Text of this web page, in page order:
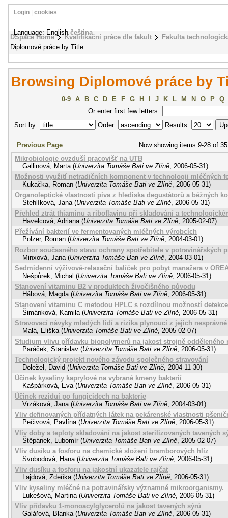
DSpace Home Kvalifikační práce dle fakult
Fakulta
Diplomové práce by Title
Login cookies
Language: Englishčeština
Browsing Diplomové práce by
0-9 A B C D E F G H J K L M N O P
Q
Or enter first few letters:
Sort by:
Order: Results:
Previous Page
Now showing items 9-28 of 35
Mikrobiologie ovzduší pracovišť na UTB
Gallinová, Marta (Univerzita Tomáše Bati ve Zlíně, 2006-05-31)
Možnosti využití netradičních komponent v technologii mléčných
Kukačka, Roman (Univerzita Tomáše Bati ve Zlíně, 2006-05-31)
Organoleptické vlastnosti piva z hlediska degustátorů a běžných
Stehlíková, Jana (Univerzita Tomáše Bati ve Zlíně, 2006-05-31)
Přehled ztrát thiaminu a riboflavinu při skladování a
Havelcová, Adriana (Univerzita Tomáše Bati ve Zlíně, 2005-02-07)
Přežívání bakterií ve fermentovaných mléčných výrobcích
Polzer, Roman (Univerzita Tomáše Bati ve Zlíně, 2004-03-01)
Rozbor současného stavu ochrany spotřebitele v potravinářských
Minxová, Jana (Univerzita Tomáše Bati ve Zlíně, 2004-03-01)
Sedmidenní výživově-relaxační balíček pro pobyt manažera v
Nešpůrek, Michal (Univerzita Tomáše Bati ve Zlíně, 2006-05-31)
Stanovení vitaminu B2 v produktech živočišného původu
Hábová, Magda (Univerzita Tomáše Bati ve Zlíně, 2006-05-31)
Stanovení vitaminu C metodou HPLC s rozdílnou možností detekce
Šimánková, Kamila (Univerzita Tomáše Bati ve Zlíně, 2006-05-31)
Stravovací návyky mladých lidí a rizika plynoucí z jejich
Malá, Eliška (Univerzita Tomáše Bati ve Zlíně, 2005-02-07)
Studium vlivu přídavku biopolymerů na jakost strojně odděleného
Paráček, Stanislav (Univerzita Tomáše Bati ve Zlíně, 2006-05-31)
Technologický projekt nového závodu společného stravování
Doležel, David (Univerzita Tomáše Bati ve Zlíně, 2004-11-30)
Účinek kyseliny kaprylové na vybrané kmeny bakterií
Kašpárková, Eva (Univerzita Tomáše Bati ve Zlíně, 2006-05-31)
Účinek reziduí po fungicidech na bakterie
Vrzáková, Jana (Univerzita Tomáše Bati ve Zlíně, 2004-03-01)
Vliv definovaných přídatných látek na pekárenské vlastnosti
Pečivová, Pavlína (Univerzita Tomáše Bati ve Zlíně, 2006-05-31)
Vliv doby a teploty skladování na jakost sterilizovaných tavených
Štěpánek, Lubomír (Univerzita Tomáše Bati ve Zlíně, 2005-02-07)
Vliv dusíku a fosforu na chemické složení bramborových hlíz
Svobodová, Hana (Univerzita Tomáše Bati ve Zlíně, 2006-05-31)
Vliv dusíku a fosforu na jakostní ukazatele rajčat
Lajdová, Zdeňka (Univerzita Tomáše Bati ve Zlíně, 2006-05-31)
Vliv kyseliny mléčné na potravinářsky významné mikroorganismy.
Lukešová, Martina (Univerzita Tomáše Bati ve Zlíně, 2006-05-31)
Vliv přídavku 1-monoacylglycerolů na jakost tavených sýrů
Galářová, Blanka (Univerzita Tomáše Bati ve Zlíně, 2006-05-31)